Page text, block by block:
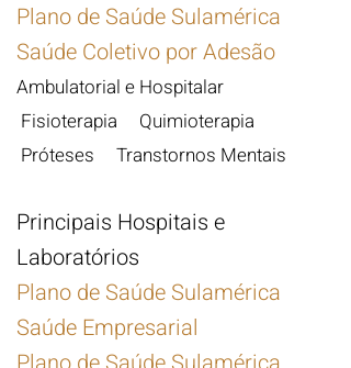
Plano de Saúde Sulamérica
Saúde Coletivo por Adesão
Ambulatorial e Hospitalar
Fisioterapia Quimioterapia
Próteses Transtornos Mentais
Principais Hospitais e
Laboratórios
Plano de Saúde Sulamérica
Saúde Empresarial